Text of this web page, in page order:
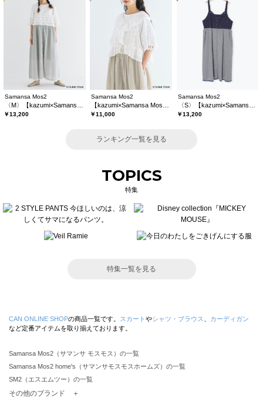
Samansa Mos2
￥13,200
Samansa Mos2
￥11,000
Samansa Mos2
￥13,200
ランキング一覧を見る
TOPICS
特集
特集一覧を見る
CAN ONLINE SHOPの商品一覧です。 スカート やシャツ・ブラウス
カーディガン
など定番アイテムを取り揃えております。
Samansa Mos2（サマンサ モスモス）の一覧
Samansa Mos2 home's（サマンサモスモスホームズ）の一覧
SM2（エスエムツー）の一覧
TSUHARU by Samansa Mos2（ツハルバイサマンサモスモス）の一覧
その他のブランド ＋